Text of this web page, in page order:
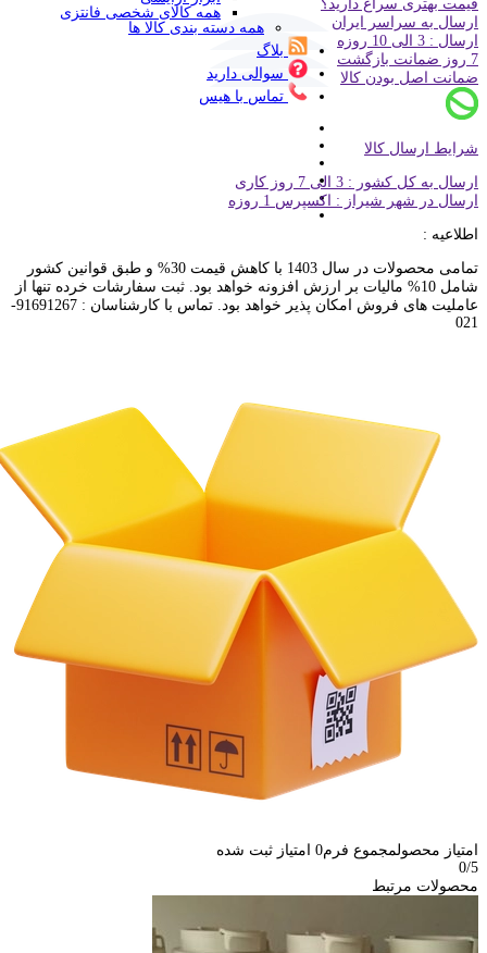
همه کالای شخصی فانتزی
همه دسته بندی کالا ها
بلاگ
سوالی دارید
تماس با هیس
قیمت بهتری سراغ دارید؟
ارسال به سراسر ایران
ارسال : 3 الی 10 روزه
7 روز ضمانت بازگشت
ضمانت اصل بودن کالا
شرایط ارسال کالا
ارسال به کل کشور : 3 الی 7 روز کاری
ارسال در شهر شیراز : اکسپرس 1 روزه
اطلاعیه :
تمامی محصولات در سال 1403 با کاهش قیمت 30% و طبق قوانین کشور
شامل 10% مالیات بر ارزش افزونه خواهد بود. ثبت سفارشات خرده تنها از
عاملیت های فروش امکان پذیر خواهد بود. تماس با کارشناسان : 91691267-
021
امتیاز محصولمجموع فرم0 امتیاز ثبت شده
0/5
محصولات مرتبط